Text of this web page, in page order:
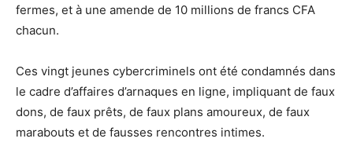
fermes, et à une amende de 10 millions de francs CFA
chacun.
Ces vingt jeunes cybercriminels ont été condamnés dans
le cadre d’affaires d’arnaques en ligne, impliquant de faux
dons, de faux prêts, de faux plans amoureux, de faux
marabouts et de fausses rencontres intimes.